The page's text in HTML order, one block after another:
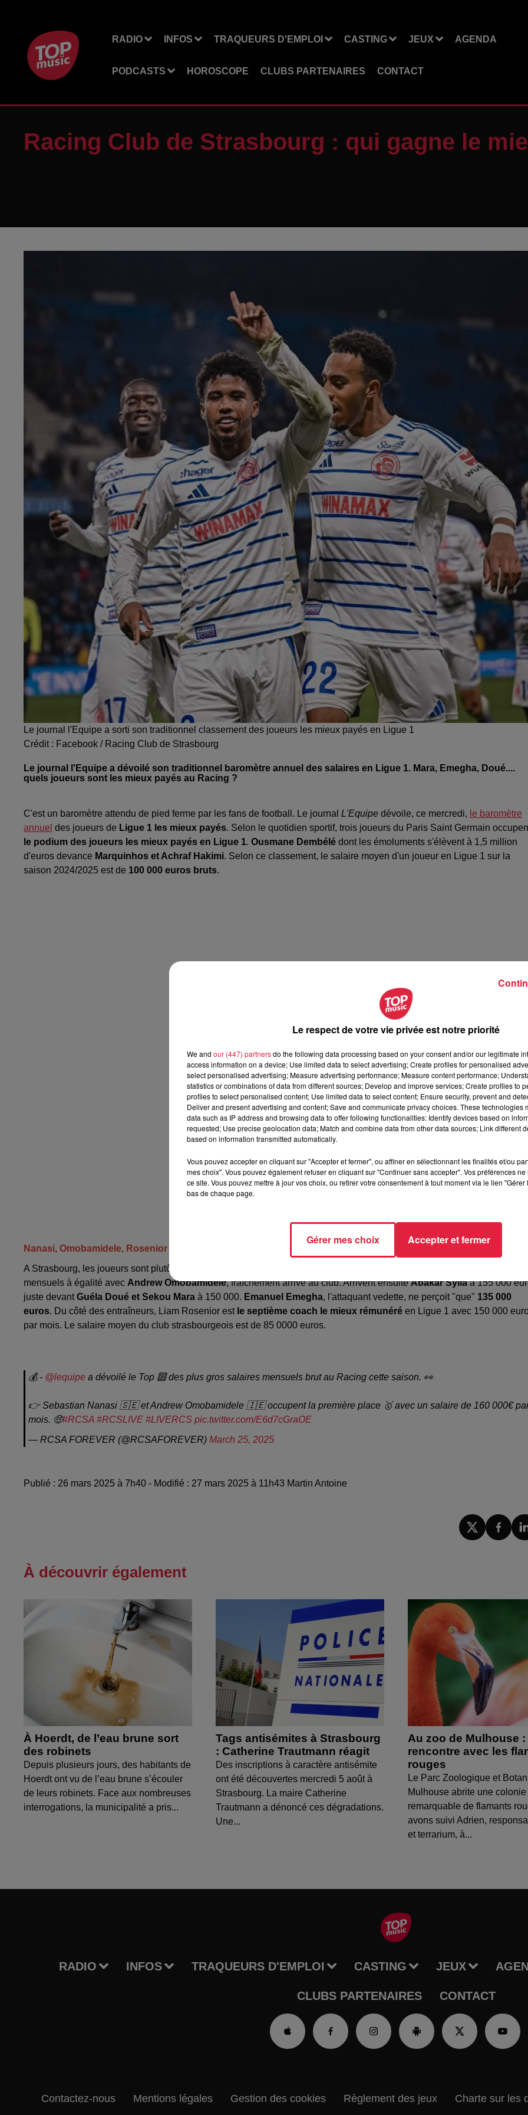
RADIO INFOS TRAQUEURS D'EMPLOI CASTING JEUX AGENDA
PODCASTS HOROSCOPE CLUBS PARTENAIRES CONTACT
Racing Club de Strasbourg : qui gagne le
Le journal l'Equipe a sorti son traditionnel classement des joueurs les mieux payés en Ligue 1
Crédit : Facebook / Racing Club de Strasbourg
Le journal l'Equipe a dévoilé son traditionnel baromètre annuel des salaires en Ligue 1. Mara, Emegha, Doué....
quels joueurs sont les mieux payés au Racing ?
C'est un baromètre attendu de pied ferme par les fans de football. Le journal L'Equipe dévoile, ce mercredi, le baromètre
annuel des joueurs de Ligue 1 les mieux payés. Selon le quotidien sportif, trois joueurs du Paris Saint Germain
le podium des joueurs les mieux payés en Ligue 1. Ousmane Dembélé dont les émoluments s'élèvent à 1,5 million
d'euros devance Marquinhos et Achraf Hakimi. Selon ce classement, le salaire moyen d'un joueur en Ligue 1 sur la
saison 2024/2025 est de 100 000 euros bruts.
Nanasi, Omobamidele, Rosenior
A Strasbourg, les joueurs sont plutôt bien lotis. En tête du classement, on retrouve
mensuels à égalité avec Andrew Omobamidele, fraîchement arrivé au club. Arrivent ensuiteAbakar Syllaà 155 000
juste devantGuéla Doué et Sekou Mara à 150 000. Emanuel Emegha, l'attaquant vedette, ne perçoit "que" 135 000
euros. Du côté des entraîneurs, Liam Rosenior est le septième coach le mieux rémunéré en Ligue 1 avec 150 000
par mois. Le salaire moyen du club strasbourgeois est de 85 0000 euros.
💰 - @lequipe a dévoilé le Top 🔟 des plus gros salaires mensuels brut au Racing cette saison. 👀
👉 Sebastian Nanasi 🇸🇪 et Andrew Omobamidele 🇮🇪 occupent la première place 🥇 avec un salaire de 160 000€
mois. 🤑#RCSA #RCSLIVE #LIVERCS pic.twitter.com/E6d7cGraOE
— RCSA FOREVER (@RCSAFOREVER) March 25, 2025
Publié : 26 mars 2025 à 7h40 - Modifié : 27 mars 2025 à 11h43 Martin Antoine
À découvrir également
À Hoerdt, de l’eau brune sort
des robinets
Depuis plusieurs jours, des habitants de
Hoerdt ont vu de l’eau brune s’écouler
de leurs robinets. Face aux nombreuses
interrogations, la municipalité a pris...
Tags antisémites à Strasbourg
: Catherine Trautmann réagit
Des inscriptions à caractère antisémite
ont été découvertes mercredi 5 août à
Strasbourg. La maire Catherine
Trautmann a dénoncé ces dégradations.
Une...
Au zoo de Mulhouse :
rencontre avec les
rouges
Le Parc Zoologique et
Mulhouse abrite une colonie
remarquable de flamants
avons suivi Adrien,
et terrarium, à...
RADIO INFOS TRAQUEURS D'EMPLOI CASTING JEUX
CLUBS PARTENAIRES CONTACT
Contactez-nous Mentions légales Gestion des cookies Règlement des jeux Charte sur les
Le respect de votre vie privée est notre priorité
We and our (447) partnersdo the following data processing based on your consent and/or our legitimate
access information on a device; Use limited data to select advertising; Create profiles for personalised
select personalised advertising; Measure advertising performance; Measure content performance;
statistics or combinations of data from different sources; Develop and improve services; Create profiles to
profiles to select personalised content; Use limited data to select content; Ensure security, prevent and
Deliver and present advertising and content; Save and communicate privacy choices. These technologies
data such as IP address and browsing data to offer following functionalities: Identify devices based on
requested; Use precise geolocation data; Match and combine data from other data sources; Link different
based on information transmitted automatically.
Vous pouvez accepter en cliquant sur "Accepter et fermer", ou affiner en sélectionnant les finalités et/ou
mes choix". Vous pouvez également refuser en cliquant sur "Continuer sans accepter". Vos préférences
ce site. Vous pouvez mettre à jour vos choix, ou retirer votre consentement à tout moment via le lien
bas de chaque page.
Gérer mes choix Accepter et fermer